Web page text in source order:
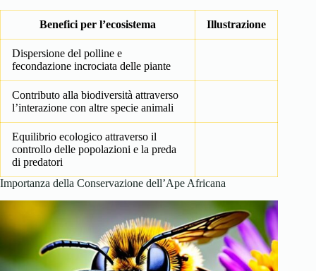
Benefici per l’ecosistema Illustrazione
Dispersione del polline e
fecondazione incrociata delle piante
Contributo alla biodiversità attraverso
l’interazione con altre specie animali
Equilibrio ecologico attraverso il
controllo delle popolazioni e la preda
di predatori
Importanza della Conservazione dell’Ape Africana